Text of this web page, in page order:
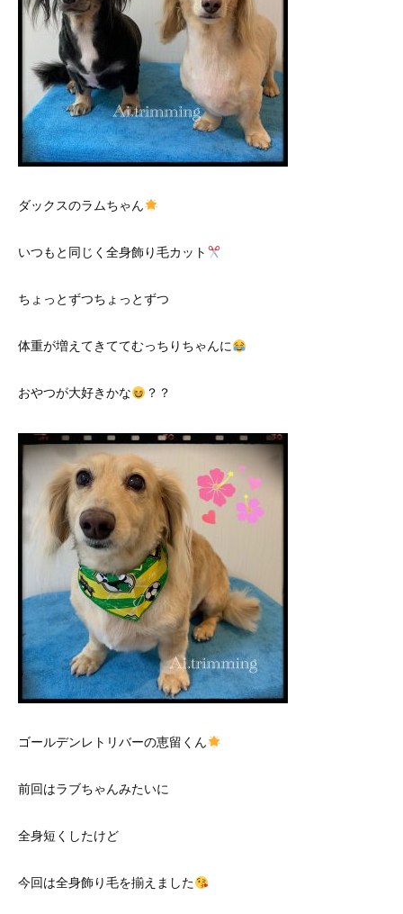
ダックスのラムちゃん
いつもと同じく全身飾り毛カット
ちょっとずつちょっとずつ
体重が増えてきててむっちりちゃんに
おやつが大好きかな ？？
ゴールデンレトリバーの恵留くん
前回はラブちゃんみたいに
全身短くしたけど
今回は全身飾り毛を揃えました